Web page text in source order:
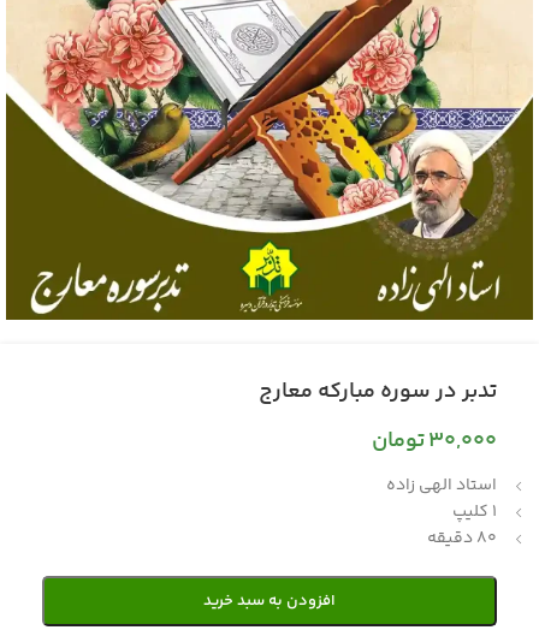
تدبر در سوره مبارکه معارج
30,000تومان
استاد الهی زاده
1 کلیپ
80 دقیقه
افزودن به سبد خرید